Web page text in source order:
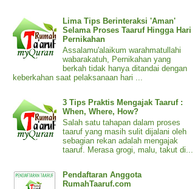
Lima Tips Berinteraksi 'Aman'
Selama Proses Taaruf Hingga Hari
Pernikahan
Assalamu'alaikum warahmatullahi
wabarakatuh, Pernikahan yang
berkah tidak hanya ditandai dengan
keberkahan saat pelaksanaan hari ...
3 Tips Praktis Mengajak Taaruf :
When, Where, How?
Salah satu tahapan dalam proses
taaruf yang masih sulit dijalani oleh
sebagian rekan adalah mengajak
taaruf. Merasa grogi, malu, takut di...
Pendaftaran Anggota
RumahTaaruf.com